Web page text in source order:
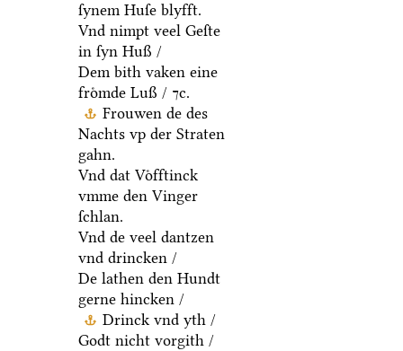
ſynem Huſe blyfft.
Vnd nimpt veel Geſte
in ſyn Huß /
Dem bith vaken eine
froͤmde Luß / ⁊c.
Frouwen de des
Nachts vp der Straten
gahn.
Vnd dat Voͤfftinck
vmme den Vinger
ſchlan.
Vnd de veel dantzen
vnd drincken /
De lathen den Hundt
gerne hincken /
Drinck vnd yth /
Godt nicht vorgith /